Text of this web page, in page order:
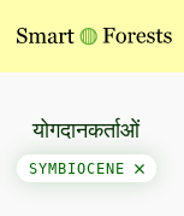
योगदानकर्ताओं
SYMBIOCENE